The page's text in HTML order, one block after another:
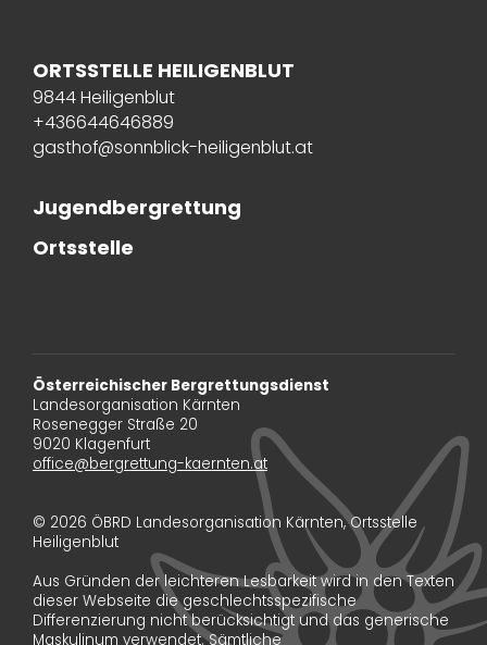
ORTSSTELLE HEILIGENBLUT
9844 Heiligenblut
+436644646889
gasthof@sonnblick-heiligenblut.at
Jugendbergrettung
Ortsstelle
Österreichischer Bergrettungsdienst
Landesorganisation Kärnten
Rosenegger Straße 20
9020 Klagenfurt
office@bergrettung-kaernten.at
© 2026 ÖBRD Landesorganisation Kärnten, Ortsstelle
Heiligenblut
Aus Gründen der leichteren Lesbarkeit wird in den Texten
dieser Webseite die geschlechtsspezifische
Differenzierung nicht berücksichtigt und das generische
Maskulinum verwendet. Sämtliche